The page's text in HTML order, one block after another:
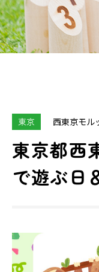
東京 ⻄東京モル
東京都西
で遊ぶ日